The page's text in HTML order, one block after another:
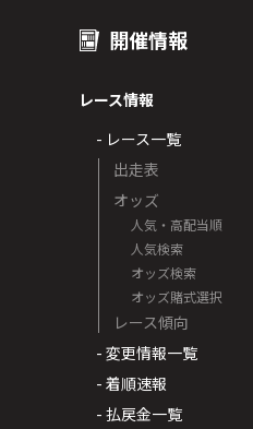
開催情報
レース情報
- レース一覧
出走表
オッズ
人気・高配当順
人気検索
オッズ検索
オッズ賭式選択
レース傾向
- 変更情報一覧
- 着順速報
- 払戻金一覧